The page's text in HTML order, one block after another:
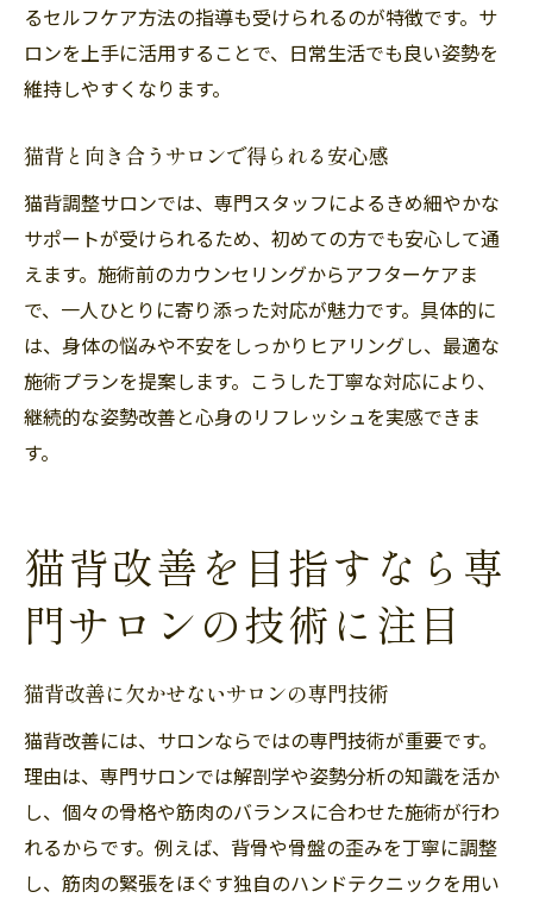
るセルフケア方法の指導も受けられるのが特徴です。サ
ロンを上手に活用することで、日常生活でも良い姿勢を
維持しやすくなります。
猫背と向き合うサロンで得られる安心感
猫背調整サロンでは、専門スタッフによるきめ細やかな
サポートが受けられるため、初めての方でも安心して通
えます。施術前のカウンセリングからアフターケアま
で、一人ひとりに寄り添った対応が魅力です。具体的に
は、身体の悩みや不安をしっかりヒアリングし、最適な
施術プランを提案します。こうした丁寧な対応により、
継続的な姿勢改善と心身のリフレッシュを実感できま
す。
猫背改善を目指すなら専
門サロンの技術に注目
猫背改善に欠かせないサロンの専門技術
猫背改善には、サロンならではの専門技術が重要です。
理由は、専門サロンでは解剖学や姿勢分析の知識を活か
し、個々の骨格や筋肉のバランスに合わせた施術が行わ
れるからです。例えば、背骨や骨盤の歪みを丁寧に調整
し、筋肉の緊張をほぐす独自のハンドテクニックを用い